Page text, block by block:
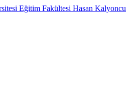
Eğitim Fakültesi Hasan Kalyoncu